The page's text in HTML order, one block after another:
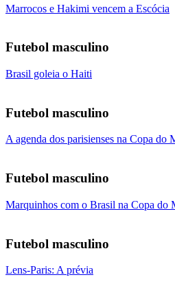
Marrocos e Hakimi vencem a Escócia
Futebol masculino
Brasil goleia o Haiti
Futebol masculino
A agenda dos parisienses na Copa do
Futebol masculino
Marquinhos com o Brasil na Copa do
Futebol masculino
Lens-Paris: A prévia